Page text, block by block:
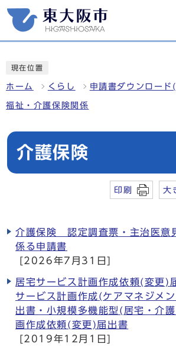
現在位置
ホーム くらし 申請書ダウンロード
福祉・介護保険関係
介護保険
印刷 大
介護保険 認定調査票・主治医意
係る申請書
[2026年7月31日]
居宅サービス計画作成依頼(変更)
サービス計画作成(ケアマネジメ
出書・小規模多機能型(居宅・介
画作成依頼(変更)届出書
[2019年12月1日]